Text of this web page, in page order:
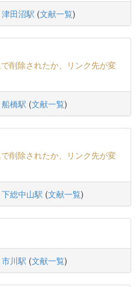
津田沼駅 (文献一覧)
削除されたか、リンク先が変
船橋駅 (文献一覧)
削除されたか、リンク先が変
下総中山駅 (文献一覧)
市川駅 (文献一覧)